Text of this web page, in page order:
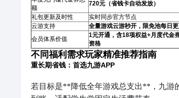
额
720元（省钱卡自动发放）
礼包更新及时性
实时同步官方节点
云游支持
全量游戏云游秒开，限免池每日
会员体系价值
1元开通，含18项权益+月度代金
资格
不同福利需求玩家精准推荐指南
重长期省钱：首选九游APP
若目标是**降低全年游戏总支出**，九游